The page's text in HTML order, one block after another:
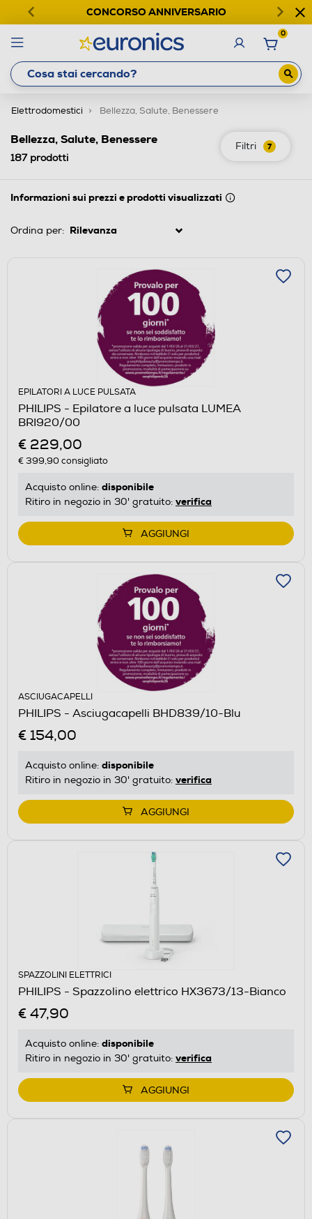
CONCORSO ANNIVERSARIO
0
Elettrodomestici Bellezza, Salute, Benessere
Filtri 7
Bellezza, Salute, Benessere
187prodotti
Informazioni sui prezzi e prodotti visualizzati
Ordina per:
EPILATORI A LUCE PULSATA
PHILIPS - Epilatore a luce pulsata LUMEA
BRI920/00
€ 229,00
€ 399,90consigliato
Acquisto online: disponibile
Ritiro in negozio in 30' gratuito: verifica
AGGIUNGI
ASCIUGACAPELLI
PHILIPS - Asciugacapelli BHD839/10-Blu
€ 154,00
Acquisto online: disponibile
Ritiro in negozio in 30' gratuito: verifica
AGGIUNGI
SPAZZOLINI ELETTRICI
PHILIPS - Spazzolino elettrico HX3673/13-Bianco
€ 47,90
Acquisto online: disponibile
Ritiro in negozio in 30' gratuito: verifica
AGGIUNGI